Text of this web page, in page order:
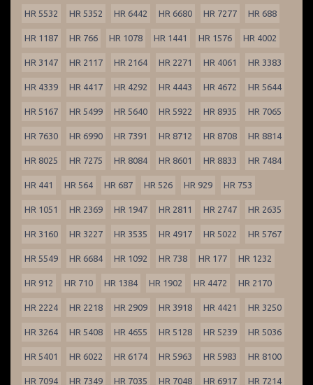
HR 5532 HR 5352 HR 6442 HR 6680 HR 7277 HR 688
HR 1187 HR 766 HR 1078 HR 1441 HR 1576 HR 4002
HR 3147 HR 2117 HR 2164 HR 2271 HR 4061 HR 3383
HR 4339 HR 4417 HR 4292 HR 4443 HR 4672 HR 5644
HR 5167 HR 5499 HR 5640 HR 5922 HR 8935 HR 7065
HR 7630 HR 6990 HR 7391 HR 8712 HR 8708 HR 8814
HR 8025 HR 7275 HR 8084 HR 8601 HR 8833 HR 7484
HR 441 HR 564 HR 687 HR 526 HR 929 HR 753
HR 1051 HR 2369 HR 1947 HR 2811 HR 2747 HR 2635
HR 3160 HR 3227 HR 3535 HR 4917 HR 5022 HR 5767
HR 5549 HR 6684 HR 1092 HR 738 HR 177 HR 1232
HR 912 HR 710 HR 1384 HR 1902 HR 4472 HR 2170
HR 2224 HR 2218 HR 2909 HR 3918 HR 4421 HR 3250
HR 3264 HR 5408 HR 4655 HR 5128 HR 5239 HR 5036
HR 5401 HR 6022 HR 6174 HR 5963 HR 5983 HR 8100
HR 7094 HR 7349 HR 7035 HR 7048 HR 6917 HR 7214